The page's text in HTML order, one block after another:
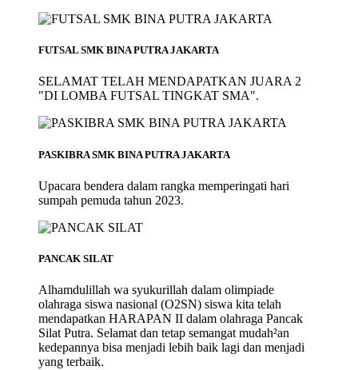
FUTSAL SMK BINA PUTRA JAKARTA
SELAMAT TELAH MENDAPATKAN JUARA 2
"DI LOMBA FUTSAL TINGKAT SMA".
PASKIBRA SMK BINA PUTRA JAKARTA
Upacara bendera dalam rangka memperingati hari
sumpah pemuda tahun 2023.
PANCAK SILAT
Alhamdulillah wa syukurillah dalam olimpiade
olahraga siswa nasional (O2SN) siswa kita telah
mendapatkan HARAPAN II dalam olahraga Pancak
Silat Putra. Selamat dan tetap semangat mudah²an
kedepannya bisa menjadi lebih baik lagi dan menjadi
yang terbaik.